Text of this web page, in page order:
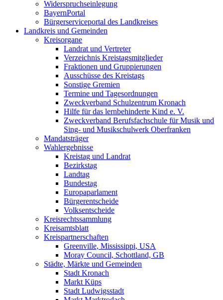
Widerspruchseinlegung
BayernPortal
Bürgerserviceportal des Landkreises
Landkreis und Gemeinden
Kreisorgane
Landrat und Vertreter
Verzeichnis Kreistagsmitglieder
Fraktionen und Gruppierungen
Ausschüsse des Kreistags
Sonstige Gremien
Termine und Tagesordnungen
Zweckverband Schulzentrum Kronach
Hilfe für das lernbehinderte Kind e. V.
Zweckverband Berufsfachschule für Musik und
Sing- und Musikschulwerk Oberfranken
Mandatsträger
Wahlergebnisse
Kreistag und Landrat
Bezirkstag
Landtag
Bundestag
Europaparlament
Bürgerentscheide
Volksentscheide
Kreisrechtssammlung
Kreisamtsblatt
Kreispartnerschaften
Greenville, Mississippi, USA
Moray Council, Schottland, GB
Städte, Märkte und Gemeinden
Stadt Kronach
Markt Küps
Stadt Ludwigsstadt